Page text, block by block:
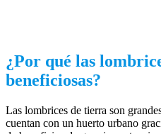
¿Por qué las
beneficiosas?
Las lombrices de tierra son
cuentan con un huerto urbano